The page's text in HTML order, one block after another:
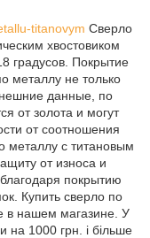
titanovym Сверло
хвостовиком
градусов. Покрытие
металлу не только
данные, по
от золота и могут
от соотношения
металлу с титановым
от износа и
покрытию
Купить сверло по
в нашем магазине. У
на 1000 грн. і більше